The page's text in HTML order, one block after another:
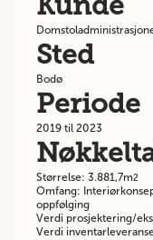
Sted
Bodø
Periode
2019 til 2023
Størrelse: 3.881,7m2
Omfang:
oppfølging
Verdi prosjektering/
Verdi